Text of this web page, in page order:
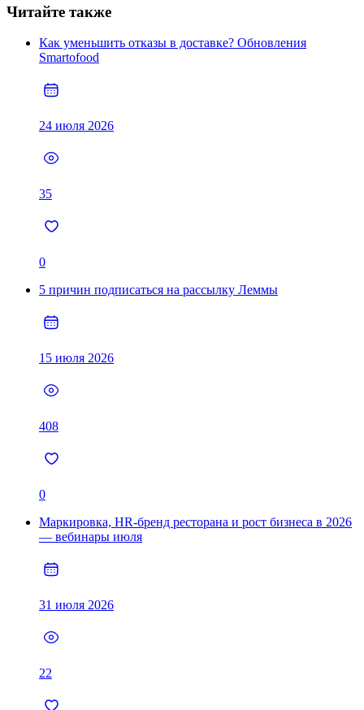
Читайте также
Как уменьшить отказы в доставке? Обновления
Smartofood
24 июля 2026
35
0
5 причин подписаться на рассылку Леммы
15 июля 2026
408
0
Маркировка, HR-бренд ресторана и рост бизнеса в 2026
— вебинары июля
31 июля 2026
22